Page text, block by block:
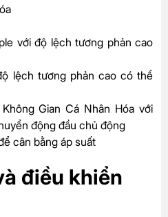
với độ lệch tương phản cao
lệch tương phản cao có thể
Gian Cá Nhân Hóa với
động đầu chủ động
cân bằng áp suất
điều khiển